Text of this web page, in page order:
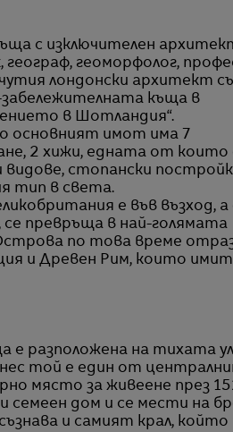
с изключителен
геоморфолог,
лондонски архитект
забележителната къща в
в Шотландия“.
основният имот има 7
2 хижи, едната от които
видове, стопански
тип в света.
е във възход, а
се превръща в най-голямата
по това време
и Древен Рим, които
е разположена на тихата
той е един от
място за живеене през
семеен дом и се мести на
и самият крал, който